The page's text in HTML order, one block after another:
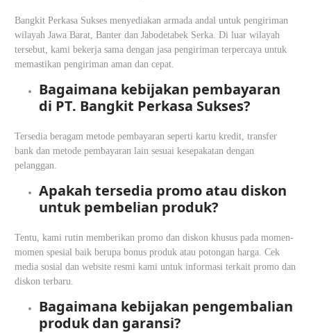
Bangkit Perkasa Sukses menyediakan armada andal untuk pengiriman
wilayah Jawa Barat, Banter dan Jabodetabek Serka. Di luar wilayah
tersebut, kami bekerja sama dengan jasa pengiriman terpercaya untuk
memastikan pengiriman aman dan cepat.
Bagaimana kebijakan pembayaran
di PT. Bangkit Perkasa Sukses?
Tersedia beragam metode pembayaran seperti kartu kredit, transfer
bank dan metode pembayaran lain sesuai kesepakatan dengan
pelanggan.
Apakah tersedia promo atau diskon
untuk pembelian produk?
Tentu, kami rutin memberikan promo dan diskon khusus pada momen-
momen spesial baik berupa bonus produk atau potongan harga. Cek
media sosial dan website resmi kami untuk informasi terkait promo dan
diskon terbaru.
Bagaimana kebijakan pengembalian
produk dan garansi?